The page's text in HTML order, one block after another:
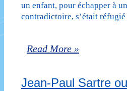
un enfant, pour échapper à
contradictoire, s’était
Jean-
Sartre
Read More »
Jean-Paul Sartre ou